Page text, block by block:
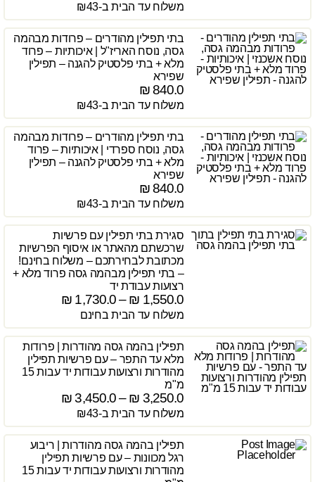
משלוח עד הבית ב-₪43
בתי תפילין מהודרים – פרודות מבהמה
גסה, נוסח האריז"ל | איכותיות – פרוד
מלא + בתי פלסטיק להגנה – תפילין
שפירא
840.0
₪
משלוח עד הבית ב-₪43
בתי תפילין מהודרים – פרודות מבהמה
גסה, נוסח ספרדי | איכותיות – פרוד
מלא + בתי פלסטיק להגנה – תפילין
שפירא
840.0
₪
משלוח עד הבית ב-₪43
סגירת בתי תפילין עם פרשיות
שרכשתם מהאתר או איסוף הפרשיות
מכתובת לבחירתכם – משלוח בחינם!
– בתי תפילין מבהמה גסה פרוד מלא +
רצועות עבודת יד
1,550.0
₪
–
1,730.0
₪
משלוח עד הבית בחינם
תפילין בהמה גסה מהודרות | פרודות
מלא עד התפר – עם פרשיות תפילין
מהודרות ורצועות עבודות יד עבות 15
מ"מ
3,250.0
₪
–
3,450.0
₪
משלוח עד הבית ב-₪43
תפילין בהמה גסה מהודרות | ריבוע
רגל מכוונות – עם פרשיות תפילין
מהודרות ורצועות עבודות יד עבות 15